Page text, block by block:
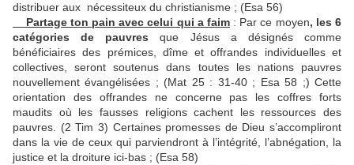
distribuer aux nécessiteux du christianisme ; (Esa 56)
Partage ton pain avec celui qui a faim: Par ce moyen, les 6
catégories de pauvres que Jésus a désignés comme
bénéficiaires des prémices, dîme et offrandes individuelles et
collectives, seront soutenus dans toutes les nations pauvres
nouvellement évangélisées ; (Mat 25 : 31-40 ; Esa 58 ;) Cette
orientation des offrandes ne concerne pas les coffres forts
maudits où les fausses religions cachent les ressources des
pauvres. (2 Tim 3) Certaines promesses de Dieu s’accompliront
dans la vie de ceux qui parviendront à l’intégrité, l’abnégation, la
justice et la droiture ici-bas ; (Esa 58)